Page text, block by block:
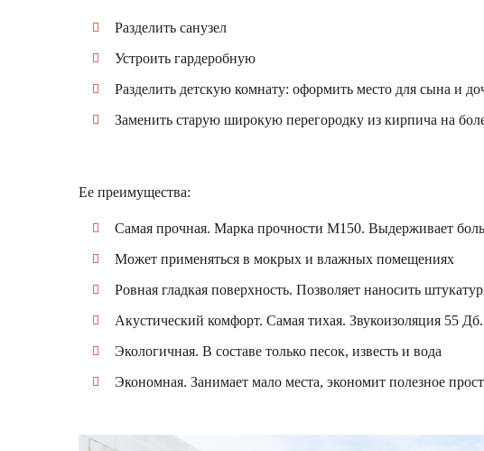
Разделить санузел
Устроить гардеробную
Разделить детскую комнату: оформить место для сына и
Заменить старую широкую перегородку из кирпича на
Ее преимущества:
Самая прочная. Марка прочности М150. Выдерживает
Может применяться в мокрых и влажных помещениях
Ровная гладкая поверхность. Позволяет наносить
Акустический комфорт. Самая тихая. Звукоизоляция 55
Экологичная. В составе только песок, известь и вода
Экономная. Занимает мало места, экономит полезное